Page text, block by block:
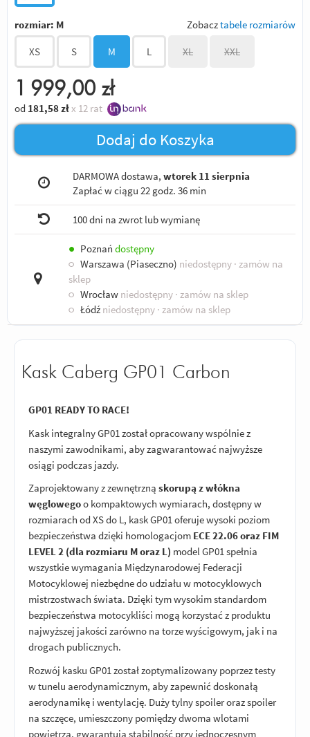
rozmiar: M Zobacztabele rozmiarów
XS S M L XL XXL
1 999,00 zł
od 181,58 zł x 12 rat
Dodaj do Koszyka
DARMOWA dostawa,wtorek 11 sierpnia
Zapłać w ciągu22 godz. 36 min
100 dni na zwrot lub wymianę
● Poznań dostępny
○ Warszawa (Piaseczno) niedostępny · zamów na
sklep
○ Wrocław niedostępny · zamów na sklep
○ Łódź niedostępny · zamów na sklep
Kask Caberg GP01 Carbon
GP01 READY TO RACE!
Kask integralny GP01 został opracowany wspólnie z
naszymi zawodnikami, aby zagwarantować najwyższe
osiągi podczas jazdy.
Zaprojektowany z zewnętrzną skorupą z włókna
węglowegoo kompaktowych wymiarach, dostępny w
rozmiarach od XS do L, kask GP01 oferuje wysoki poziom
bezpieczeństwa dzięki homologacjom ECE 22.06 oraz FIM
LEVEL 2 (dla rozmiaru M oraz L) model GP01 spełnia
wszystkie wymagania Międzynarodowej Federacji
Motocyklowej niezbędne do udziału w motocyklowych
mistrzostwach świata. Dzięki tym wysokim standardom
bezpieczeństwa motocykliści mogą korzystać z produktu
najwyższej jakości zarówno na torze wyścigowym, jak i na
drogach publicznych.
Rozwój kasku GP01 został zoptymalizowany poprzez testy
w tunelu aerodynamicznym, aby zapewnić doskonałą
aerodynamikę i wentylację. Duży tylny spoiler oraz spoiler
na szczęce, umieszczony pomiędzy dwoma wlotami
powietrza, gwarantują stabilność przy jednoczesnym